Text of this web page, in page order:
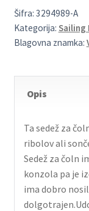
Šifra: 3294989-A
Kategorija: Sailing
Blagovna znamka:
Opis
Ta sedež za
ribolov ali
Sedež za čoln
konzola pa je
ima dobro